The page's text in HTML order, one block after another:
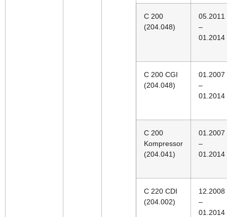
C 200
(204.048)
05.2011
–
01.2014
C 200 CGI
(204.048)
01.2007
–
01.2014
C 200
Kompressor
(204.041)
01.2007
–
01.2014
C 220 CDI
(204.002)
12.2008
–
01.2014